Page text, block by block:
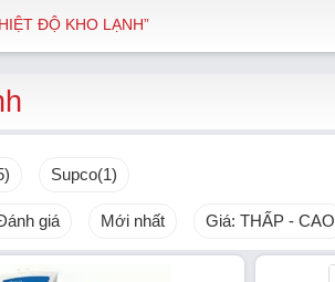
ĐỘ KHO LẠNH”
Supco(1)
giá Mới nhất Giá: THẤP - CAO